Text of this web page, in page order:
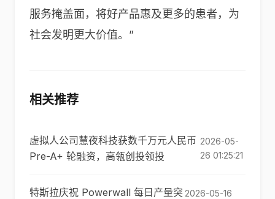
服务掩盖面，将好产品惠及更多的患者，为
社会发明更大价值。”
相关推荐
虚拟人公司慧夜科技获数千万元人民币
Pre-A+ 轮融资，高瓴创投领投
2026-05-
26 01:25:21
特斯拉庆祝 Powerwall 每日产量突 2026-05-16